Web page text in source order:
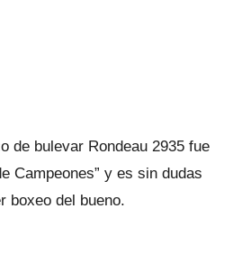
de bulevar Rondeau 2935 fue
Campeones” y es sin dudas
boxeo del bueno.